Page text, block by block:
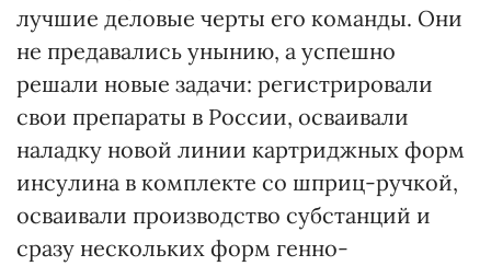
лучшие деловые черты его команды. Они
не предавались унынию, а успешно
решали новые задачи: регистрировали
свои препараты в России, осваивали
наладку новой линии картриджных форм
инсулина в комплекте со шприц-ручкой,
осваивали производство субстанций и
сразу нескольких форм генно-